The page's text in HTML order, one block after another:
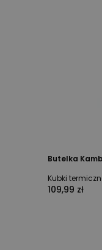
Butelka
Kubki
109,99 zł